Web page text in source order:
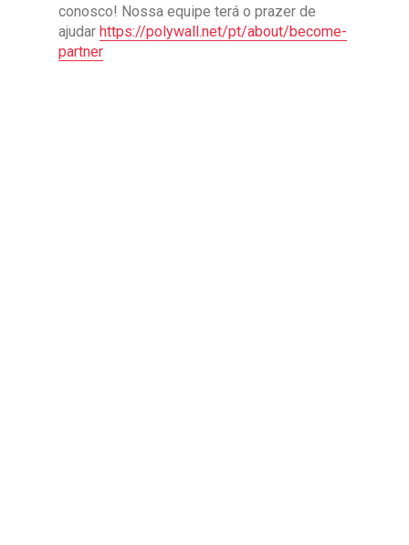
conosco! Nossa equipe terá o prazer de
ajudar https://polywall.net/pt/about/become-
partner